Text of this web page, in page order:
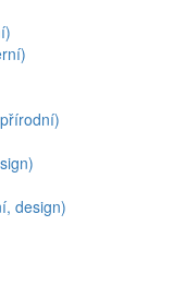
design)